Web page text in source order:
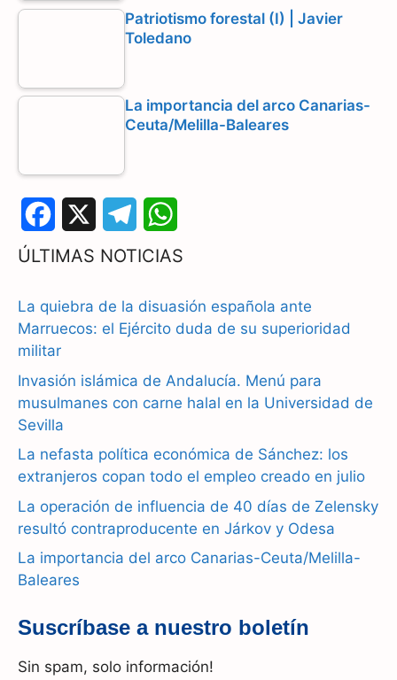
Patriotismo forestal (I) | Javier
Toledano
La importancia del arco Canarias-
Ceuta/Melilla-Baleares
a
e
b
o
k
e
e
r
m
h
t
A
p
ÚLTIMAS NOTICIAS
La quiebra de la disuasión española ante
Marruecos: el Ejército duda de su superioridad
militar
Invasión islámica de Andalucía. Menú para
musulmanes con carne halal en la Universidad de
Sevilla
La nefasta política económica de Sánchez: los
extranjeros copan todo el empleo creado en julio
La operación de influencia de 40 días de Zelensky
resultó contraproducente en Járkov y Odesa
La importancia del arco Canarias-Ceuta/Melilla-
Baleares
Suscríbase a nuestro boletín
Sin spam, solo información!